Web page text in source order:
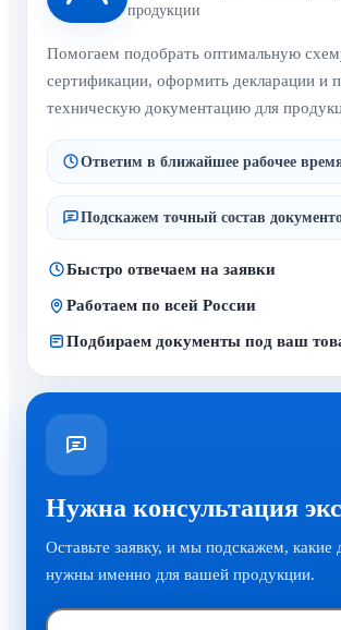
продукции
Помогаем подобрать оптимальную
сертификации, оформить декларации и
техническую документацию для
Ответим в ближайшее рабочее
Подскажем точный состав
Быстро отвечаем на заявки
Работаем по всей России
Подбираем документы под ваш
Нужна консультация
Оставьте заявку, и мы подскажем, какие
нужны именно для вашей продукции.